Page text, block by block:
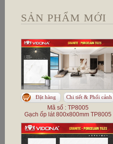
SẢN PHẨM MỚI
Đặt hàng Chi tiết & Phối cảnh
Mã số : TP8005
Gạch ốp lát 800x800mm TP8005